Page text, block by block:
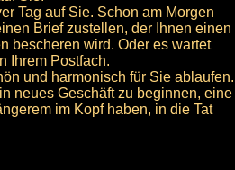
Tag auf Sie. Schon am Morgen
Brief zustellen, der Ihnen einen
bescheren wird. Oder es wartet
Ihrem Postfach.
und harmonisch für Sie ablaufen.
neues Geschäft zu beginnen, eine
im Kopf haben, in die Tat